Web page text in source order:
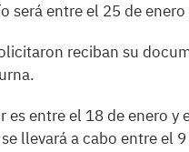
será entre el 25 de
reciban su
entre el 18 de enero y
llevará a cabo entre el